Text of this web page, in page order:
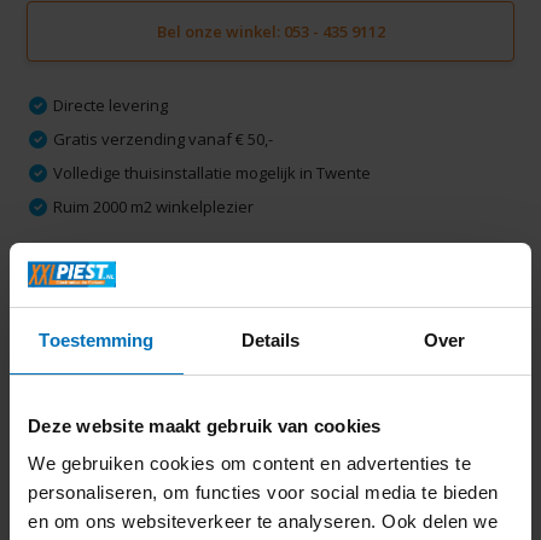
Toestemming Details Over
Deze website maakt gebruik van cookies
We gebruiken cookies om content en advertenties te
personaliseren, om functies voor social media te bieden
en om ons websiteverkeer te analyseren. Ook delen we
Bel onze winkel: 053 - 435 9112
Directe levering
Gratis verzending vanaf € 50,-
Volledige thuisinstallatie mogelijk in Twente
Ruim 2000 m2 winkelplezier
Productomschrijving
Specificaties
Laatst bekeken